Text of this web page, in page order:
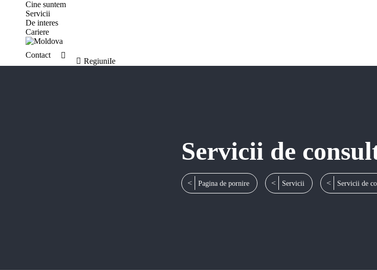
Cine suntem
Servicii
De interes
Cariere
Contact Search:
RegiuniIe
Servicii de
Pagina de pornire Servicii Servicii de